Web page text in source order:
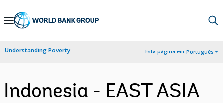
Skip
Navigation
Understanding Poverty Esta página em:Português
Indonesia - EAST ASIA